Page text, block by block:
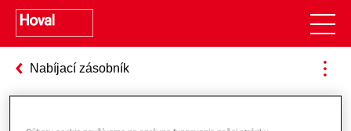
Nabíjací zásobník